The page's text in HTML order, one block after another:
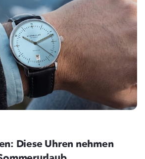
Diese Uhren nehmen